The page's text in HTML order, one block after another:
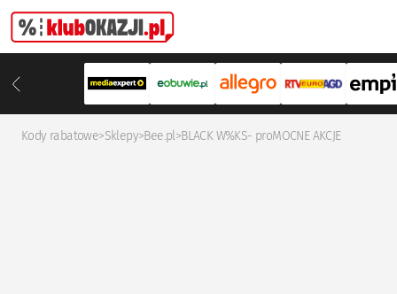
Kody rabatowe>Sklepy>Bee.pl>BLACK W%KS- proMOCNE AKCJE